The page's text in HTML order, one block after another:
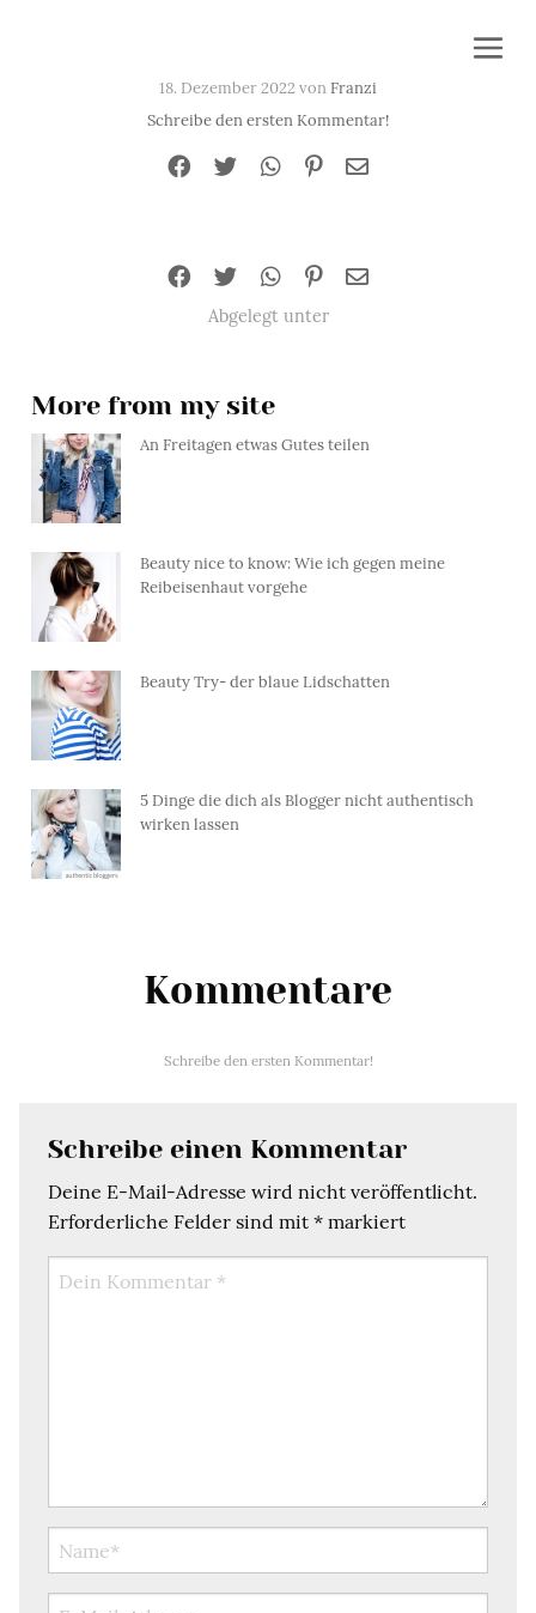
18. Dezember 2022 vonFranzi
Schreibe den ersten Kommentar!
Abgelegt unter
More from my site
An Freitagen etwas Gutes teilen
Beauty nice to know: Wie ich gegen meine
Reibeisenhaut vorgehe
Beauty Try- der blaue Lidschatten
5 Dinge die dich als Blogger nicht authentisch
wirken lassen
Kommentare
Schreibe den ersten Kommentar!
Schreibe einen Kommentar
Deine E-Mail-Adresse wird nicht veröffentlicht.
Erforderliche Felder sind mit * markiert